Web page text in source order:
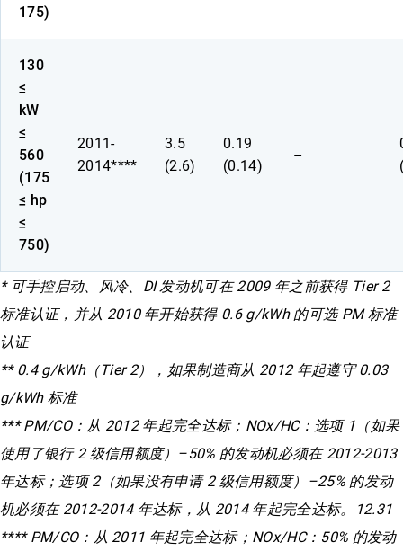
175)
130
≤
kW
≤
560
(175
≤ hp
≤
750)
2011-
2014****
3.5
(2.6)
0.19
(0.14)
–
* 可手控启动、风冷、DI 发动机可在 2009 年之前获得 Tier 2
标准认证，并从 2010 年开始获得 0.6 g/kWh 的可选 PM 标准
认证
** 0.4 g/kWh（Tier 2），如果制造商从 2012 年起遵守 0.03
g/kWh 标准
*** PM/CO：从 2012 年起完全达标；NOx/HC：选项 1（如果
使用了银行 2 级信用额度）–50% 的发动机必须在 2012-2013
年达标；选项 2（如果没有申请 2 级信用额度）–25% 的发动
机必须在 2012-2014 年达标，从 2014 年起完全达标。12.31
**** PM/CO：从 2011 年起完全达标；NOx/HC：50% 的发动